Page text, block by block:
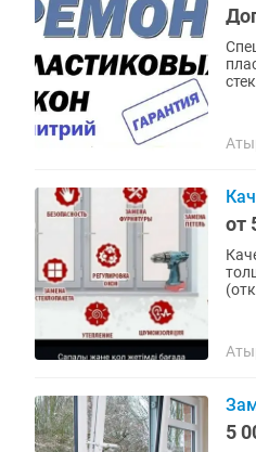
от
5